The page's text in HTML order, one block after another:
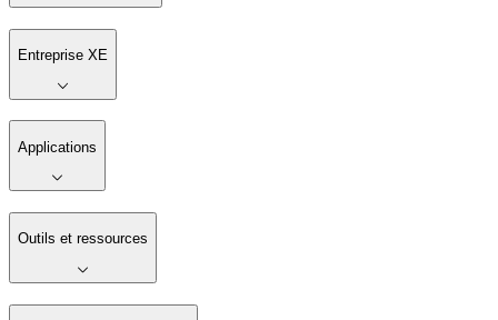
Entreprise XE
Applications
Outils et ressources